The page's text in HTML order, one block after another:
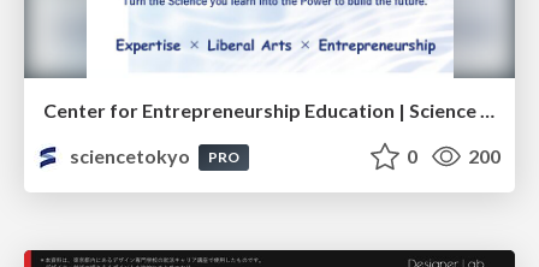
Center for Entrepreneurship Education | Science Tokyo (Institute of Science Tokyo)
sciencetokyo
PRO 0 200